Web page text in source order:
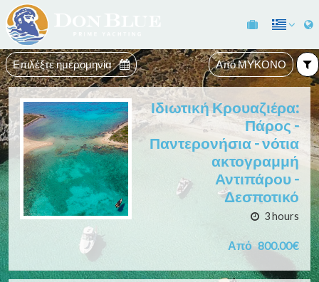
Επιλέξτε ημερομηνία Από ΜΥΚΟΝΟ
Ιδιωτική Κρουαζιέρα:
Πάρος -
Παντερονήσια - νότια
ακτογραμμή
Αντιπάρου -
Δεσποτικό
3 hours
Από 800.00€